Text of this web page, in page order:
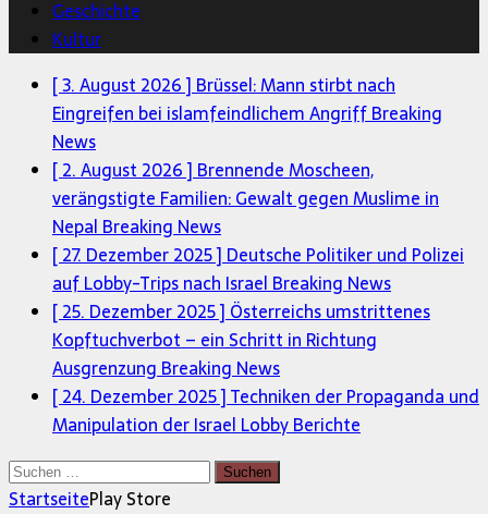
Geschichte
Kultur
[ 3. August 2026 ] Brüssel: Mann stirbt nach
Eingreifen bei islamfeindlichem AngriffBreaking
News
[ 2. August 2026 ] Brennende Moscheen,
verängstigte Familien: Gewalt gegen Muslime in
Nepal Breaking News
[ 27. Dezember 2025 ] Deutsche Politiker und Polizei
auf Lobby-Trips nach Israel Breaking News
[ 25. Dezember 2025 ] Österreichs umstrittenes
Kopftuchverbot – ein Schritt in Richtung
Ausgrenzung Breaking News
[ 24. Dezember 2025 ]Techniken der Propaganda und
Manipulation der Israel LobbyBerichte
Suchen
nach:
StartseitePlay Store